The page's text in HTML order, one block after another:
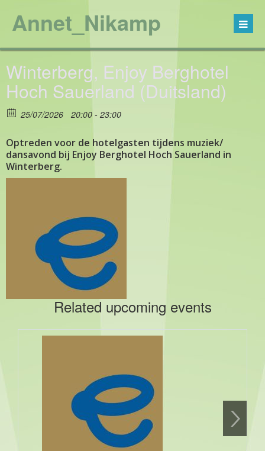
Annet_Nikamp
Winterberg, Enjoy Berghotel
Hoch Sauerland (Duitsland)
25/07/2026 20:00 - 23:00
Optreden voor de hotelgasten tijdens muziek/
dansavond bij Enjoy Berghotel Hoch Sauerland in
Winterberg.
Related upcoming events